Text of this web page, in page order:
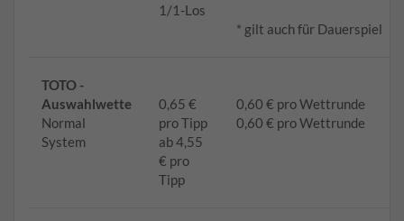
1/1-Los
* gilt auch für Dauerspiel
TOTO -
Auswahlwette
Normal
System
0,65 €
pro Tipp
ab 4,55
€ pro
Tipp
0,60 € pro Wettrunde
0,60 € pro Wettrunde